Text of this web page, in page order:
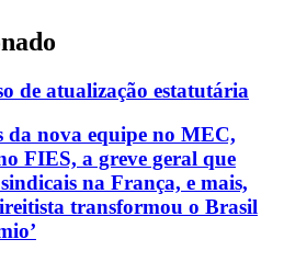
de atualização estatutária
da nova equipe no MEC,
FIES, a greve geral que
na França, e mais,
transformou o Brasil